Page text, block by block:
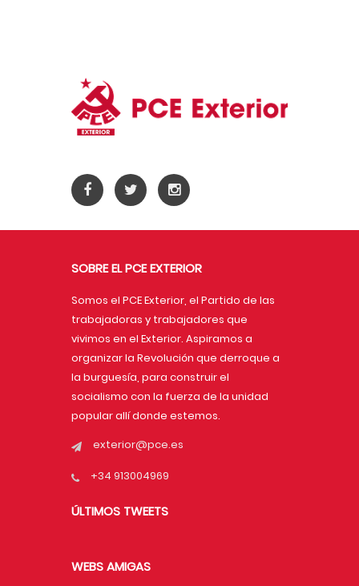
SOBRE EL PCE EXTERIOR
Somos el PCE Exterior, el Partido de las
trabajadoras y trabajadores que
vivimos en el Exterior. Aspiramos a
organizar la Revolución que derroque a
la burguesía, para construir el
socialismo con la fuerza de la unidad
popular allí donde estemos.
exterior@pce.es
+34 913004969
ÚLTIMOS TWEETS
WEBS AMIGAS